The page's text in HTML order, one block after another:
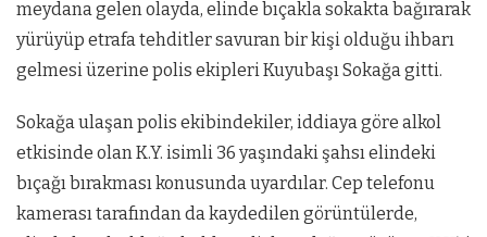
meydana gelen olayda, elinde bıçakla sokakta bağırarak
yürüyüp etrafa tehditler savuran bir kişi olduğu ihbarı
gelmesi üzerine polis ekipleri Kuyubaşı Sokağa gitti.
Sokağa ulaşan polis ekibindekiler, iddiaya göre alkol
etkisinde olan K.Y. isimli 36 yaşındaki şahsı elindeki
bıçağı bırakması konusunda uyardılar. Cep telefonu
kamerası tarafından da kaydedilen görüntülerde,